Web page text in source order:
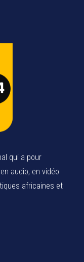
qui a pour
audio, en vidéo
africaines et